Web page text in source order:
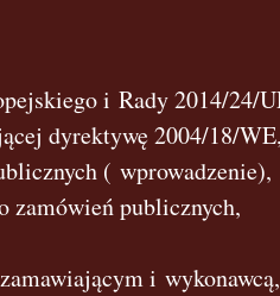
i Rady 2014/24/
dyrektywę 2004/18/WE,
( wprowadzenie),
zamówień publicznych,
i wykonawcą,